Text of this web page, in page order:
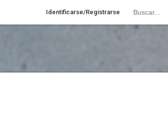
Identificarse/Registrarse